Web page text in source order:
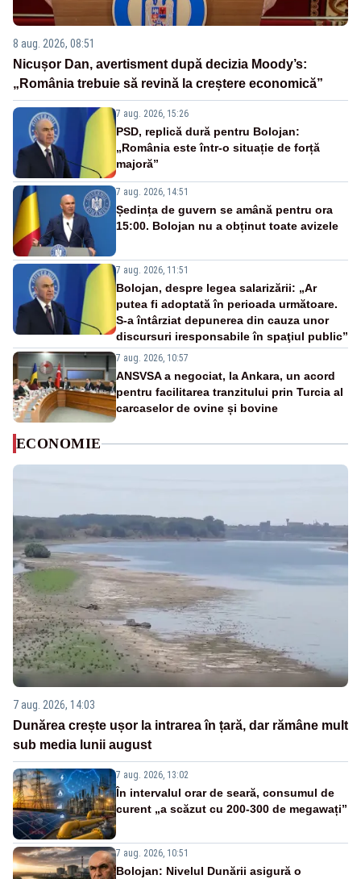
8 aug. 2026, 08:51
Nicușor Dan, avertisment după decizia Moody’s:
„România trebuie să revină la creștere economică”
7 aug. 2026, 15:26
PSD, replică dură pentru Bolojan:
„România este într-o situație de forță
majoră”
7 aug. 2026, 14:51
Ședința de guvern se amână pentru ora
15:00. Bolojan nu a obținut toate avizele
7 aug. 2026, 11:51
Bolojan, despre legea salarizării: „Ar
putea fi adoptată în perioada următoare.
S-a întârziat depunerea din cauza unor
discursuri iresponsabile în spaţiul public”
7 aug. 2026, 10:57
ANSVSA a negociat, la Ankara, un acord
pentru facilitarea tranzitului prin Turcia al
carcaselor de ovine și bovine
ECONOMIE
7 aug. 2026, 14:03
Dunărea crește ușor la intrarea în țară, dar rămâne mult
sub media lunii august
7 aug. 2026, 13:02
În intervalul orar de seară, consumul de
curent „a scăzut cu 200-300 de megawați”
7 aug. 2026, 10:51
Bolojan: Nivelul Dunării asigură o